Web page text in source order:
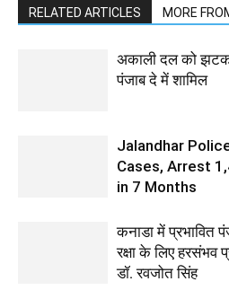
RELATED ARTICLES MORE
अकाली दल को
पंजाब दे में शामिल
Jalandhar
Cases, Arrest
in 7 Months
कनाडा में प्रभावित
रक्षा के लिए हरसंभव
डॉ. रवजोत सिंह